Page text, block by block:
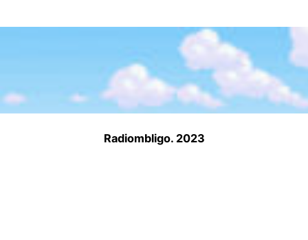
Radiombligo. 2023